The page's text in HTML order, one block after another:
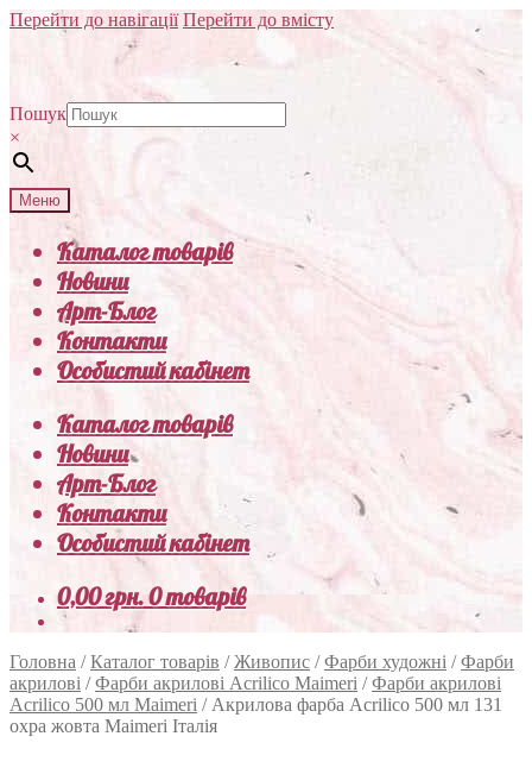
Перейти до навігації Перейти до вмісту
Пошук
×
Меню
Каталог товарів
Новини
Арт-Блог
Контакти
Особистий кабінет
Каталог товарів
Новини
Арт-Блог
Контакти
Особистий кабінет
0,00грн.0 товарів
Головна /Каталог товарів /Живопис /Фарби художні /Фарби
акрилові /Фарби акрилові Acrilico Maimeri /Фарби акрилові
Acrilico 500 мл Maimeri / Акрилова фарба Acrilico 500 мл 131
охра жовта Maimeri Італія